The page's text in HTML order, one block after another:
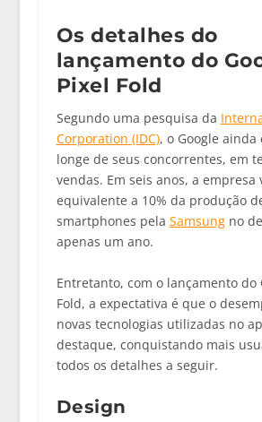
Os detalhes do
lançamento do
Pixel Fold
Segundo uma pesquisa da
Corporation (IDC), o Google
longe de seus concorrentes, em
vendas. Em seis anos, a empresa
equivalente a 10% da produção
smartphones pela Samsungno
apenas um ano.
Entretanto, com o lançamento do
Fold, a expectativa é que o
novas tecnologias utilizadas no
destaque, conquistando mais
todos os detalhes a seguir.
Design